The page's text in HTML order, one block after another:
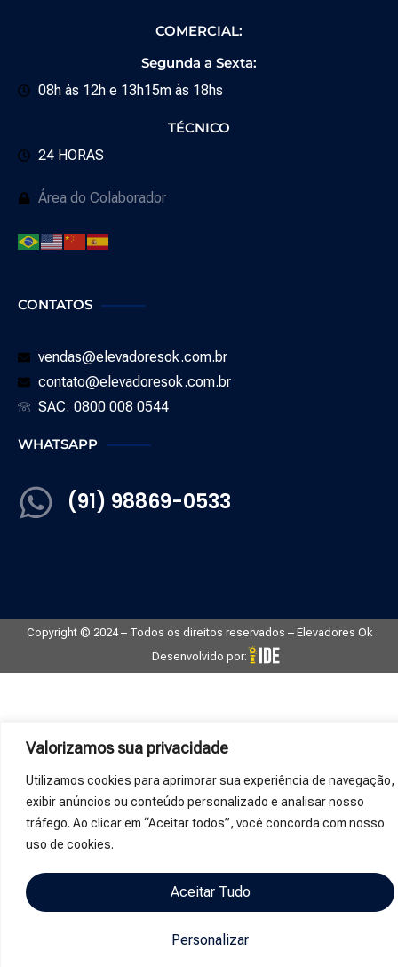
Valorizamos sua privacidade
Utilizamos cookies para aprimorar sua experiência de navegação,
exibir anúncios ou conteúdo personalizado e analisar nosso
tráfego. Ao clicar em “Aceitar todos”, você concorda com nosso
uso de cookies.
Personalizar
Aceitar Tudo
COMERCIAL:
Segunda a Sexta:
08h às 12h e 13h15m às 18hs
TÉCNICO
24 HORAS
Área do Colaborador
CONTATOS
vendas@elevadoresok.com.br
contato@elevadoresok.com.br
SAC: 0800 008 0544
WHATSAPP
(91) 98869-0533
Copyright © 2024 – Todos os direitos reservados – Elevadores Ok
Desenvolvido por: